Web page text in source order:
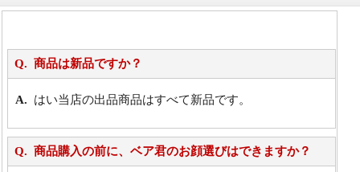
商品は新品ですか？
はい当店の出品商品はすべて新品です。
商品購入の前に、ベア君のお顔選びはできますか？